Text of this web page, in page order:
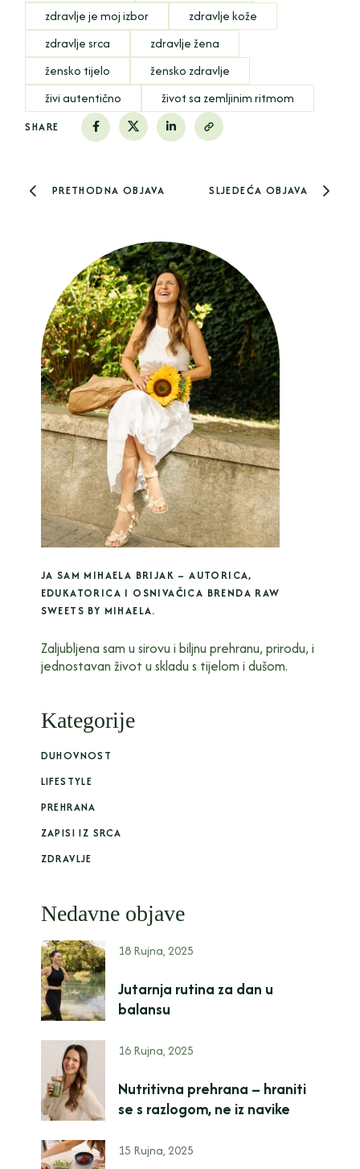
zdravlje je moj izbor
zdravlje kože
zdravlje srca
zdravlje žena
žensko tijelo
žensko zdravlje
živi autentično
život sa zemljinim ritmom
SHARE
PRETHODNA OBJAVA SLJEDEĆA OBJAVA
JA SAM MIHAELA BRIJAK – AUTORICA,
EDUKATORICA I OSNIVAČICA BRENDA RAW
SWEETS BY MIHAELA.
Zaljubljena sam u sirovu i biljnu prehranu, prirodu, i
jednostavan život u skladu s tijelom i dušom.
Kategorije
DUHOVNOST
LIFESTYLE
PREHRANA
ZAPISI IZ SRCA
ZDRAVLJE
Nedavne objave
18 Rujna, 2025
Jutarnja rutina za dan u
balansu
16 Rujna, 2025
Nutritivna prehrana – hraniti
se s razlogom, ne iz navike
15 Rujna, 2025